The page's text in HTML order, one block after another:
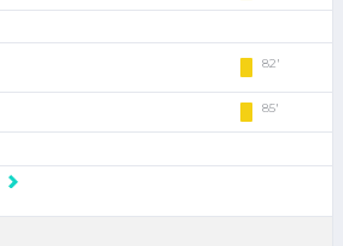
82'
85'